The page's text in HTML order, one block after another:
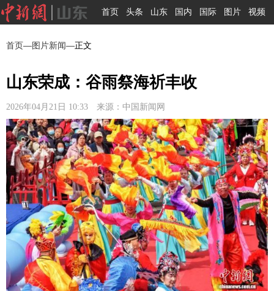
首页 头条 山东 国内 国际 图片 视频
首页—图片新闻—正文
山东荣成：谷雨祭海祈丰收
2026年04月21日 10:33 来源：中国新闻网